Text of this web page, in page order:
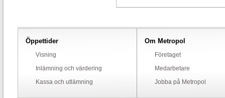
Öppettider
Visning
Inlämning och värdering
Kassa och utlämning
Om Metropol
Företaget
Medarbetare
Jobba på Metropol